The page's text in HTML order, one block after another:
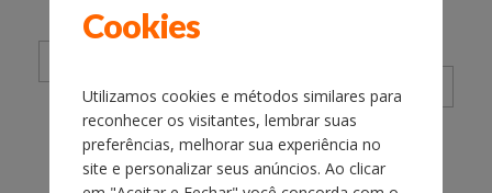
OK
Cookies
Utilizamos cookies e métodos similares para
reconhecer os visitantes, lembrar suas
preferências, melhorar sua experiência no
site e personalizar seus anúncios. Ao clicar